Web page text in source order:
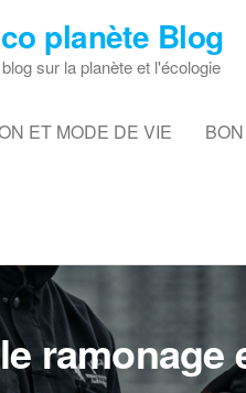
planète Blog
sur la planète et l'écologie
ET MODE DE VIE
ramonage